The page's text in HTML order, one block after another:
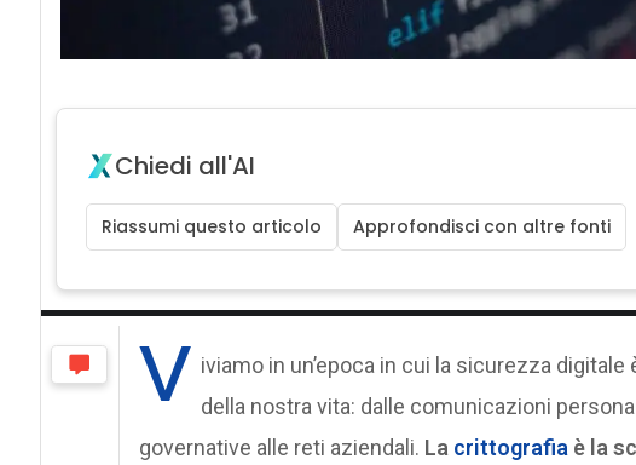
Chiedi all'AI
Riassumi questo articolo Approfondisci con altre fonti
V iviamo in un’epoca in cui la sicurezza
della nostra vita: dalle comunicazioni
governative alle reti aziendali. La crittografia è la